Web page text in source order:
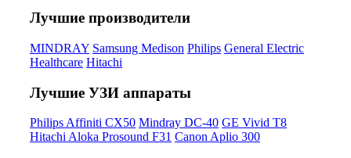
Лучшие производители
MINDRAY Samsung Medison Philips General Electric
Healthcare Hitachi
Лучшие УЗИ аппараты
Philips Affiniti CX50 Mindray DC-40 GE Vivid T8
Hitachi Aloka Prosound F31 Canon Aplio 300